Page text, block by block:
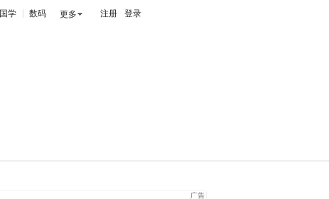
国学 数码 更多 注册 登录